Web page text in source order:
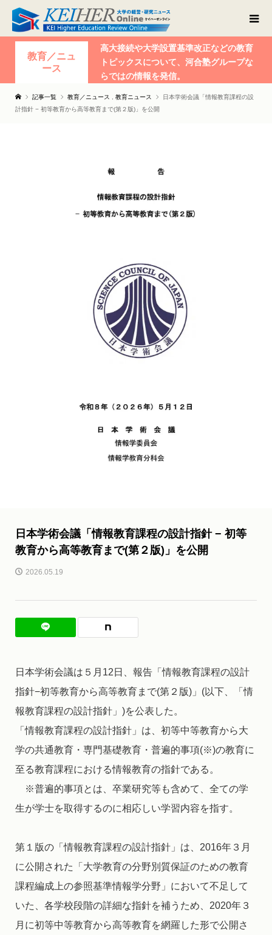
教育／ニュ
ース
高大接続や大学設置基準改正などの教育
トピックスについて、河合塾グループな
らではの情報を発信。
記事一覧 教育／ニュース 教育ニュース
日本学術会議「情報教育課程の設
計指針 − 初等教育から高等教育まで(第２版)」を公開
日本学術会議「情報教育課程の設計指針 − 初等
教育から高等教育まで(第２版)」を公開
2026.05.19
日本学術会議は５月12日、報告「情報教育課程の設計
指針−初等教育から高等教育まで(第２版)」(以下、「情
報教育課程の設計指針」)を公表した。
「情報教育課程の設計指針」は、初等中等教育から大
学の共通教育・専門基礎教育・普遍的事項(※)の教育に
至る教育課程における情報教育の指針である。
※普遍的事項とは、卒業研究等も含めて、全ての学
生が学士を取得するのに相応しい学習内容を指す。
第１版の「情報教育課程の設計指針」は、2016年３月
に公開された「大学教育の分野別質保証のための教育
課程編成上の参照基準情報学分野」において不足して
いた、各学校段階の詳細な指針を補うため、2020年３
月に初等中等教育から高等教育を網羅した形で公開さ